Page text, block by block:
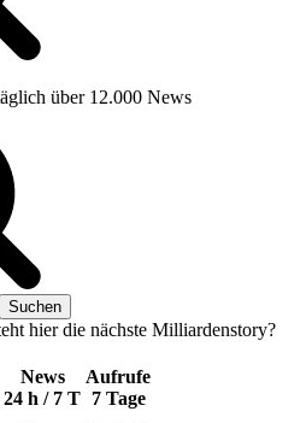
über 12.000 News
hier die nächste Milliardenstory?
News
24 h / 7 T
Aufrufe
7 Tage